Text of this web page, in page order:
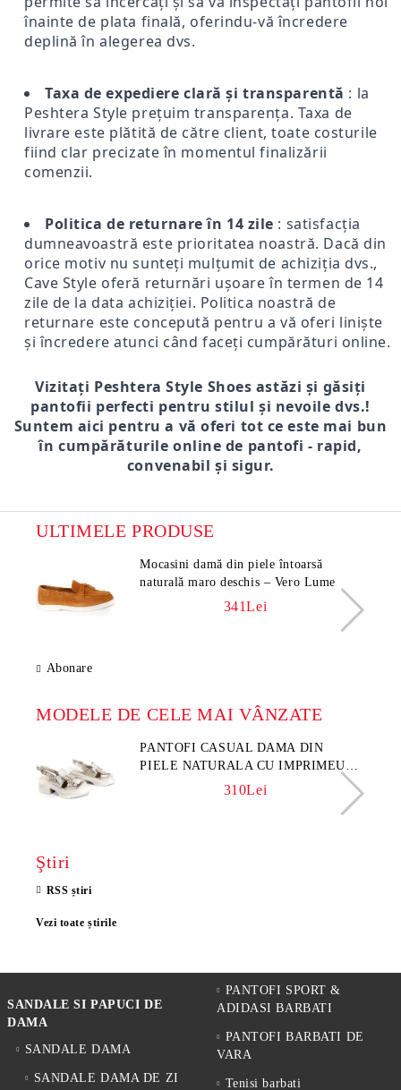
înainte de plata finală, oferindu-vă încredere
deplină în alegerea dvs.
Taxa de expediere clară și transparentă : la
Peshtera Style prețuim transparența. Taxa de
livrare este plătită de către client, toate costurile
fiind clar precizate în momentul finalizării
comenzii.
Politica de returnare în 14 zile : satisfacția
dumneavoastră este prioritatea noastră. Dacă din
orice motiv nu sunteți mulțumit de achiziția dvs.,
Cave Style oferă returnări ușoare în termen de 14
zile de la data achiziției. Politica noastră de
returnare este concepută pentru a vă oferi liniște
și încredere atunci când faceți cumpărături online.
Vizitați Peshtera Style Shoes astăzi și găsiți
pantofii perfecti pentru stilul și nevoile dvs.!
Suntem aici pentru a vă oferi tot ce este mai bun
în cumpărăturile online de pantofi - rapid,
convenabil și sigur.
ULTIMELE PRODUSE
Mocasini damă din piele întoarsă
naturală maro deschis – Vero Lume
341Lei
Abonare
MODELE DE CELE MAI VÂNZATE
PANTOFI CASUAL DAMA DIN
PIELE NATURALA CU IMPRIMEU
FLORAL - MODEL LUNA
310Lei
Ştiri
RSS știri
Vezi toate știrile
SANDALE SI PAPUCI DE
DAMA
SANDALE DAMA
SANDALE DAMA DE ZI
PANTOFI SPORT &
ADIDASI BARBATI
PANTOFI BARBATI DE
VARA
Tenisi barbati